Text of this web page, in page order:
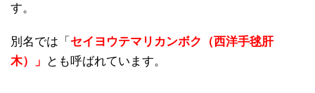
す。
別名では「 セイヨウテマリカンボク（西洋手毬肝
木）」
とも呼ばれています。